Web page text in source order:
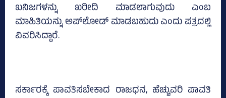
ಖನಿಜಗಳನ್ನು ಖರೀದಿ ಮಾಡಲಾಗುವುದು ಎಂಬ
ಮಾಹಿತಿಯನ್ನು ಅಪ್‌ಲೋಡ್‌ ಮಾಡಬಹುದು ಎಂದು ಪತ್ರದಲ್ಲಿ
ವಿವರಿಸಿದ್ದಾರೆ.
ಸರ್ಕಾರಕ್ಕೆ ಪಾವತಿಸಬೇಕಾದ ರಾಜಧನ, ಹೆಚ್ಚುವರಿ ಪಾವತಿ